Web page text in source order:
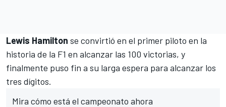
Lewis Hamilton se convirtió en el primer piloto en la
historia de la F1 en alcanzar las 100 victorias, y
finalmente puso fin a su larga espera para alcanzar los
tres dígitos.
Mira cómo está el campeonato ahora